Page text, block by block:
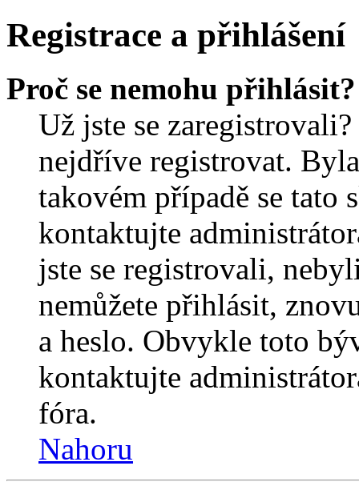
Registrace a přihlášení
Proč se nemohu přihlásit?
Už jste se
nejdříve registrovat.
takovém případě se tato
kontaktujte
jste se registrovali,
nemůžete přihlásit,
a heslo. Obvykle toto
kontaktujte
fóra.
Nahoru